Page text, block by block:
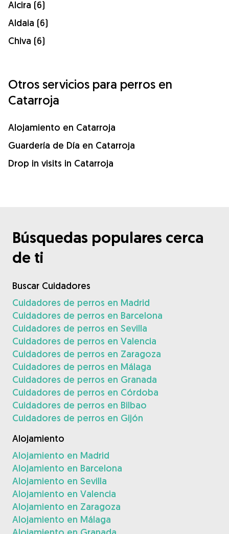
Alcira (6)
Aldaia (6)
Chiva (6)
Otros servicios para perros en
Catarroja
Alojamiento en Catarroja
Guardería de Día en Catarroja
Drop in visits in Catarroja
Búsquedas populares cerca
de ti
Buscar Cuidadores
Cuidadores de perros en Madrid
Cuidadores de perros en Barcelona
Cuidadores de perros en Sevilla
Cuidadores de perros en Valencia
Cuidadores de perros en Zaragoza
Cuidadores de perros en Málaga
Cuidadores de perros en Granada
Cuidadores de perros en Córdoba
Cuidadores de perros en Bilbao
Cuidadores de perros en Gijón
Alojamiento
Alojamiento en Madrid
Alojamiento en Barcelona
Alojamiento en Sevilla
Alojamiento en Valencia
Alojamiento en Zaragoza
Alojamiento en Málaga